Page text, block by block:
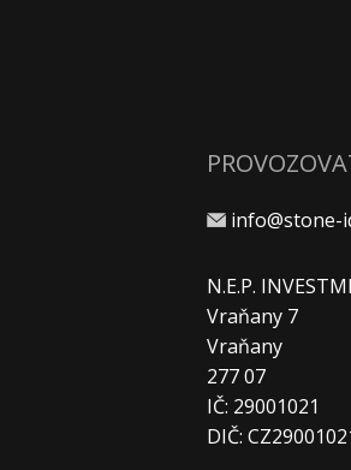
info@stone-
N.E.P.
Vraňany 7
Vraňany
277 07
IČ: 29001021
DIČ: